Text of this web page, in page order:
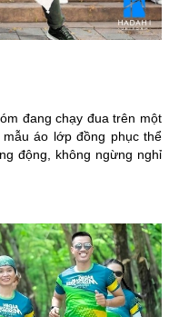
đang chạy đua trên một
áo lớp đồng phục thể
động, không ngừng nghỉ